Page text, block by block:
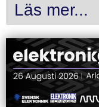
Läs mer...